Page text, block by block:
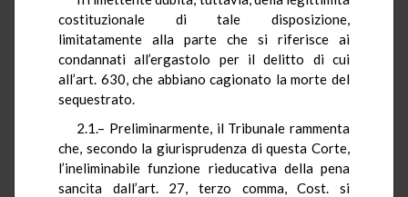
costituzionale di tale disposizione,
limitatamente alla parte che si riferisce ai
condannati all’ergastolo per il delitto di cui
all’art. 630, che abbiano cagionato la morte del
sequestrato.
2.1.– Preliminarmente, il Tribunale rammenta
che, secondo la giurisprudenza di questa Corte,
l’ineliminabile funzione rieducativa della pena
sancita dall’art. 27, terzo comma, Cost. si